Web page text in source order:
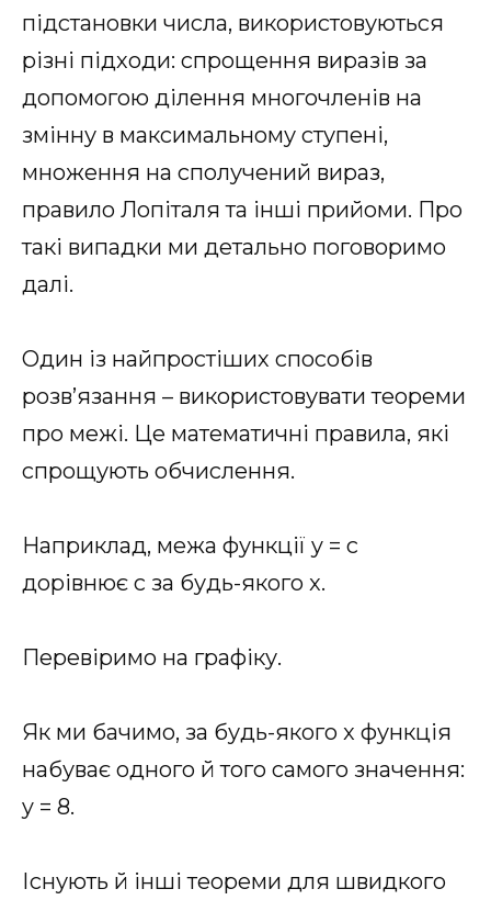
підстановки числа, використовуються
різні підходи: спрощення виразів за
допомогою ділення многочленів на
змінну в максимальному ступені,
множення на сполучений вираз,
правило Лопіталя та інші прийоми. Про
такі випадки ми детально поговоримо
далі.
Один із найпростіших способів
розв’язання – використовувати теореми
про межі. Це математичні правила, які
спрощують обчислення.
Наприклад, межа функції y = c
дорівнює c за будь-якого x.
Перевіримо на графіку.
Як ми бачимо, за будь-якого x функція
набуває одного й того самого значення:
y = 8.
Існують й інші теореми для швидкого